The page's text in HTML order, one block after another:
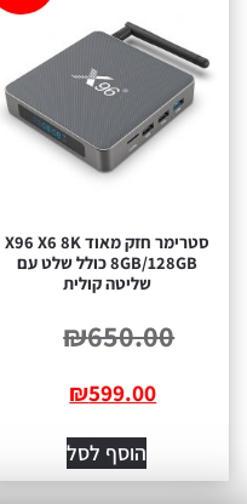
סטרימר חזק מאוד X96 X6 8K
8GB/128GB כולל שלט עם
שליטה קולית
₪650.00
₪599.00
הוסף לסל